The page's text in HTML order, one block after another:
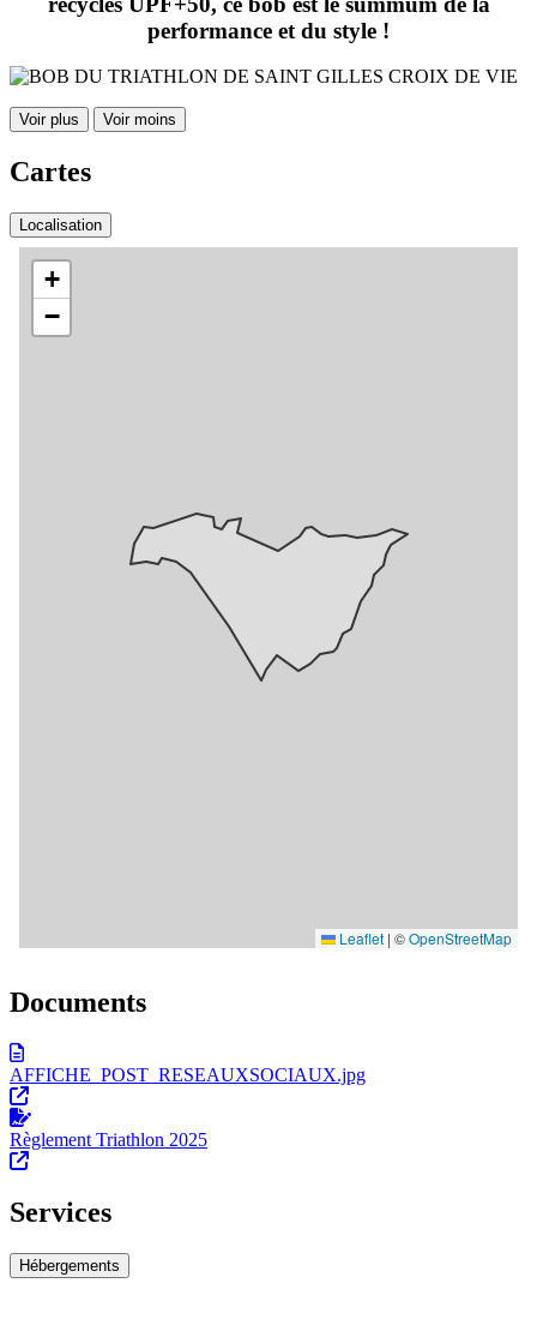
performance et du style !
Voir plus Voir moins
Cartes
Localisation
Documents
AFFICHE_POST_RESEAUXSOCIAUX.jpg
Règlement Triathlon 2025
Services
Hébergements